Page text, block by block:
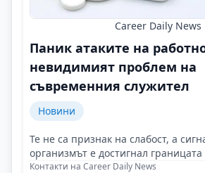
Career Daily News
Паник атаките на
невидимият проблем на
съвременния служител
Новини
Те не са признак на слабост, а
организмът е достигнал границата
Контакти на Career Daily News